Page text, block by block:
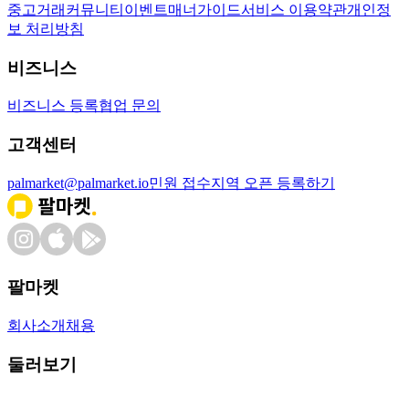
중고거래 커뮤니티 이벤트매너가이드서비스 이용약관개인정
보 처리방침
비즈니스
비즈니스 등록협업 문의
고객센터
palmarket@palmarket.io민원 접수지역 오픈 등록하기
팔마켓
회사소개 채용
둘러보기